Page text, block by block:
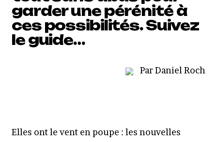
garder une pérénité à
ces possibilités. Suivez
le guide…
Par Daniel Roch
Elles ont le vent en poupe : les nouvelles